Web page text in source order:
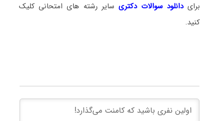
برایدانلود سوالات دکتری سایر رشته های امتحانی کلیک
کنید.